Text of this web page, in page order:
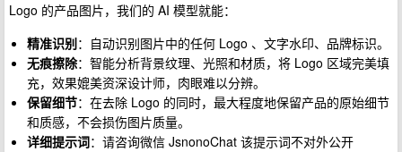
Logo 的产品图片，我们的 AI 模型就能：
精准识别：自动识别图片中的任何 Logo 、文字水印、品牌标识。
无痕擦除：智能分析背景纹理、光照和材质，将 Logo 区域完美填
充，效果媲美资深设计师，肉眼难以分辨。
保留细节：在去除 Logo 的同时，最大程度地保留产品的原始细节
和质感，不会损伤图片质量。
详细提示词：请咨询微信 JsnonoChat 该提示词不对外公开